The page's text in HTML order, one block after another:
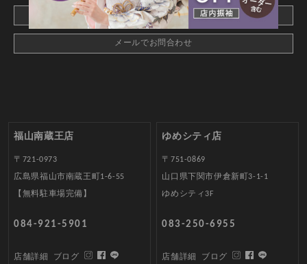
webでご予約はこちら
メールでお問合わせ
福山南蔵王店
〒721-0973
広島県福山市南蔵王町1-6-55
【無料駐車場完備】
084-921-5901
店舗詳細 ブログ
ゆめシティ店
〒751-0869
山口県下関市伊倉新町3-1-1
ゆめシティ3F
083-250-6955
店舗詳細 ブログ